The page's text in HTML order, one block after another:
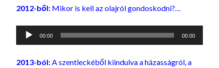
2012-ből: Mikor is kell az olajról gondoskodni?…
Audió
00:00 00:00
2013-ból: A szentleckéből kiindulva a házasságról, a